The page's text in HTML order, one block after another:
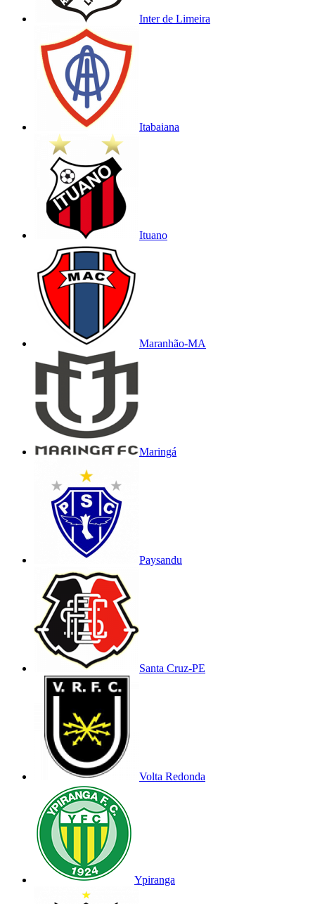
Inter de Limeira
Itabaiana
Ituano
Maranhão-MA
Maringá
Paysandu
Santa Cruz-PE
Volta Redonda
Ypiranga